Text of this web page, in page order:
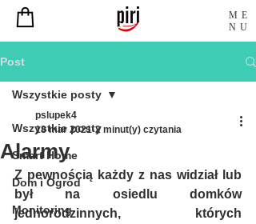
ME
NU
Post
Wszystkie posty
Smart Home
Dom i Ogród
Monitoring
Wszystkie posty
Alarmy
pslupek4
18 mar 2021 2 minut(y) czytania
Z pewnością każdy z nas widział lub
był na osiedlu domków
jednorodzinnych, których